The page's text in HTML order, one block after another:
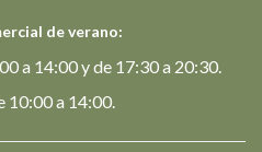
de verano:
a 14:00 y de 17:30 a 20:30.
10:00 a 14:00.